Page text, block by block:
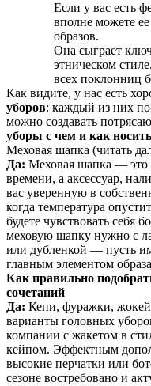
Если у вас есть
вполне можете
образов.
Она сыграет
этническом
всех поклонниц
Как видите, у нас есть
уборов: каждый из них
можно создавать
уборы с чем и как носить
Меховая шапка (читать
Да: Меховая шапка — это
времени, а аксессуар,
вас уверенную в
когда температура
будете чувствовать себя
меховую шапку нужно с
или дубленкой — пусть
главным элементом
Как правильно
сочетаний
Да: Кепи, фуражки,
варианты головных
компании с жакетом в
кейпом. Эффектным
высокие перчатки или
сезоне востребовано и